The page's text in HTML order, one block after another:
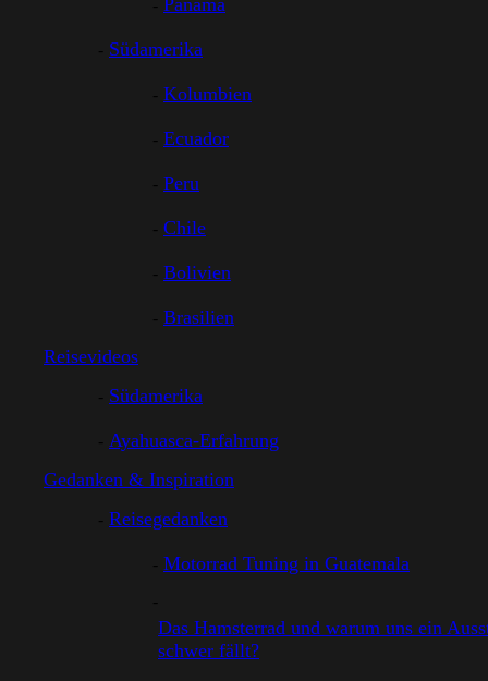
Panama
Südamerika
Kolumbien
Ecuador
Peru
Chile
Bolivien
Brasilien
Reisevideos
Südamerika
Ayahuasca-Erfahrung
Gedanken & Inspiration
Reisegedanken
Motorrad Tuning in Guatemala
Das Hamsterrad und warum uns ein
schwer fällt?